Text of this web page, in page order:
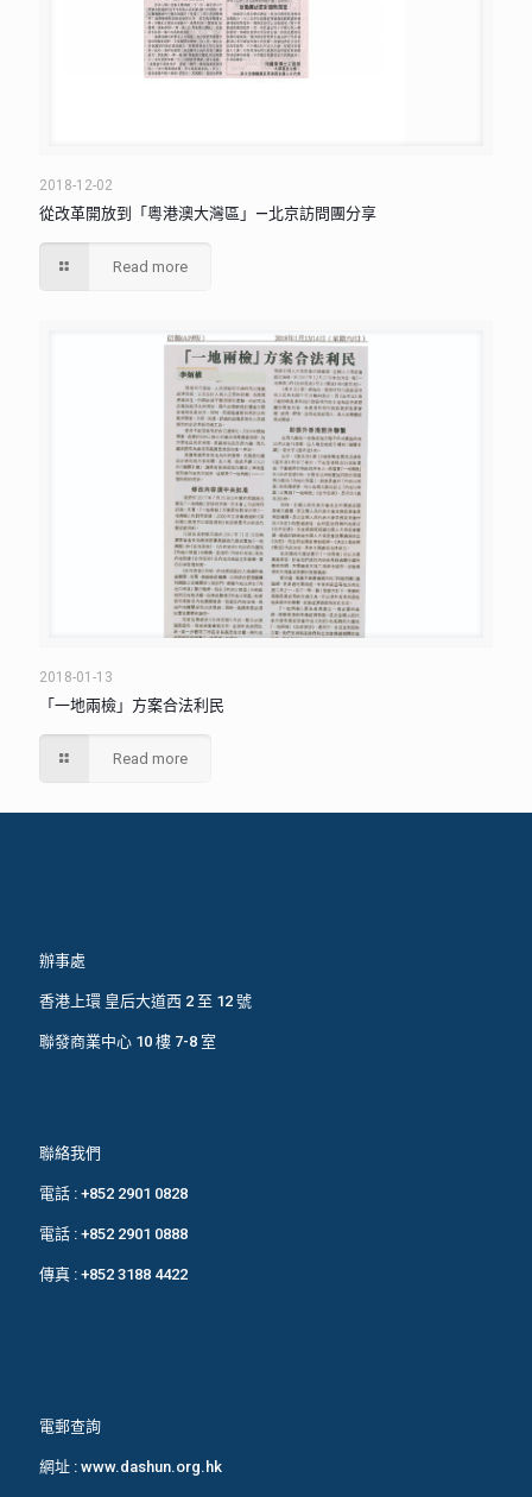
2018-12-02
從改革開放到「粵港澳大灣區」—北京訪問團分享
Read more
2018-01-13
「一地兩檢」方案合法利民
Read more
辦事處
香港上環 皇后大道西 2 至 12 號
聯發商業中心 10 樓 7-8 室
聯絡我們
電話 : +852 2901 0828
電話 : +852 2901 0888
傳真 : +852 3188 4422
電郵查詢
網址 : www.dashun.org.hk